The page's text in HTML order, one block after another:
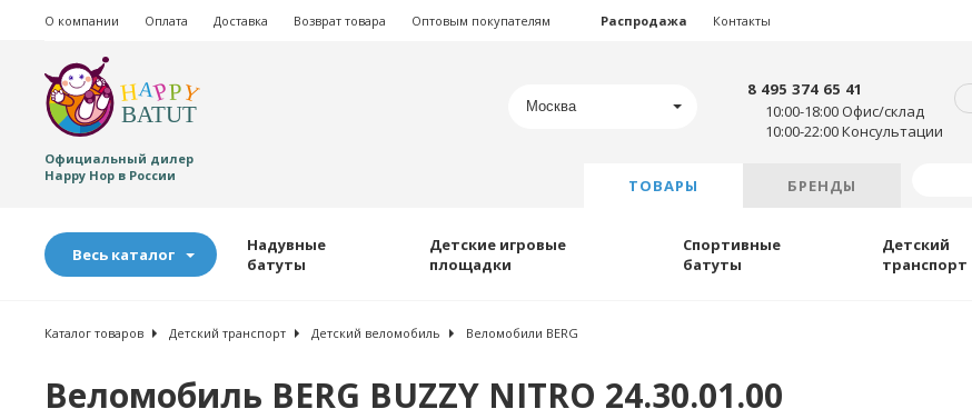
О компании Оплата Доставка Возврат товара Оптовым покупателям Распродажа Контакты
Официальный дилер
Happy Hop в России
Москва
8 495 374 65 41
10:00-18:00 Офис/склад
10:00-22:00 Консультации
ТОВАРЫ БРЕНДЫ
Весь каталог
Надувные
батуты
Детские игровые
площадки
Спортивные
батуты
Детский
транспорт
Каталог товаров Детский транспорт Детский веломобиль Веломобили BERG
Веломобиль BERG BUZZY NITRO 24.30.01.00